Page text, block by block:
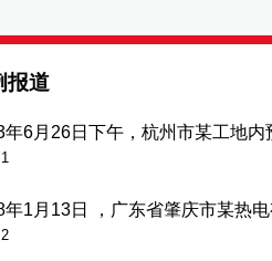
报道
年6月26日下午，杭州市某工地
1
年1月13日 ，广东省肇庆市某热
2